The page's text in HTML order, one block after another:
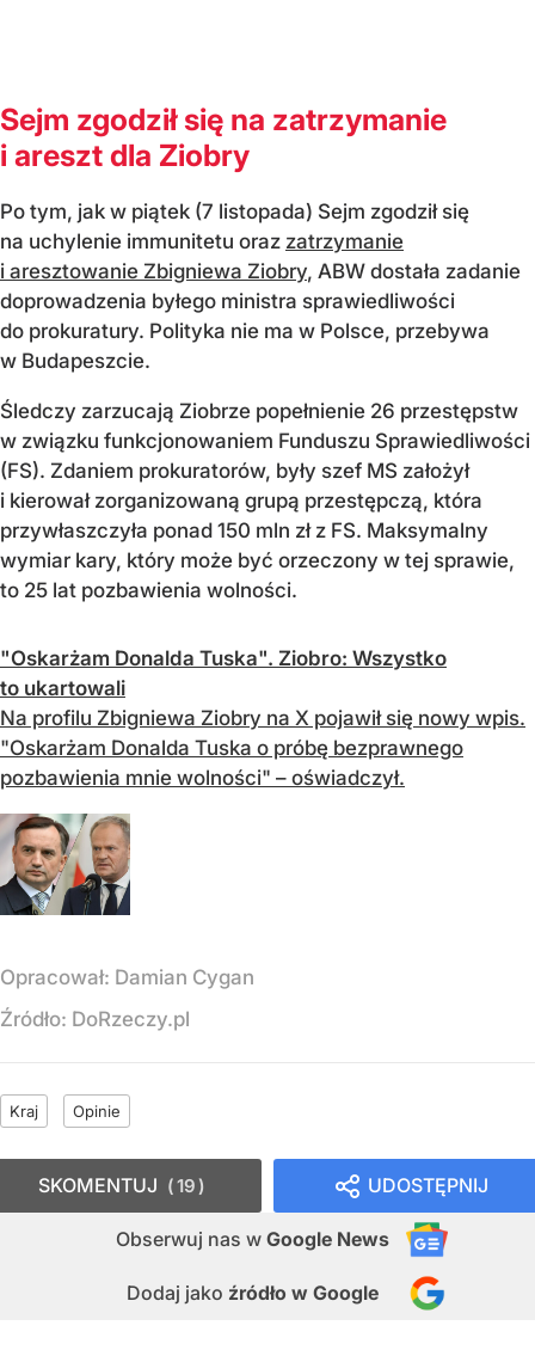
Sejm zgodził się na zatrzymanie
i areszt dla Ziobry
Po tym, jak w piątek (7 listopada) Sejm zgodził się
na uchylenie immunitetu oraz zatrzymanie
i aresztowanie Zbigniewa Ziobry, ABW dostała zadanie
doprowadzenia byłego ministra sprawiedliwości
do prokuratury. Polityka nie ma w Polsce, przebywa
w Budapeszcie.
Śledczy zarzucają Ziobrze popełnienie 26 przestępstw
w związku funkcjonowaniem Funduszu Sprawiedliwości
(FS). Zdaniem prokuratorów, były szef MS założył
i kierował zorganizowaną grupą przestępczą, która
przywłaszczyła ponad 150 mln zł z FS. Maksymalny
wymiar kary, który może być orzeczony w tej sprawie,
to 25 lat pozbawienia wolności.
"Oskarżam Donalda Tuska". Ziobro: Wszystko
to ukartowali
Na profilu Zbigniewa Ziobry na X pojawił się nowy wpis.
"Oskarżam Donalda Tuska o próbę bezprawnego
pozbawienia mnie wolności" – oświadczył.
Opracował: Damian Cygan
Źródło: DoRzeczy.pl
Kraj Opinie
UDOSTĘPNIJ
Obserwuj nas w Google News
Dodaj jako źródło w Google
SKOMENTUJ 19